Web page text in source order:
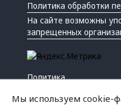
Политика обработки
На сайте возможны
запрещенных
Политика
Мы используем cookie-